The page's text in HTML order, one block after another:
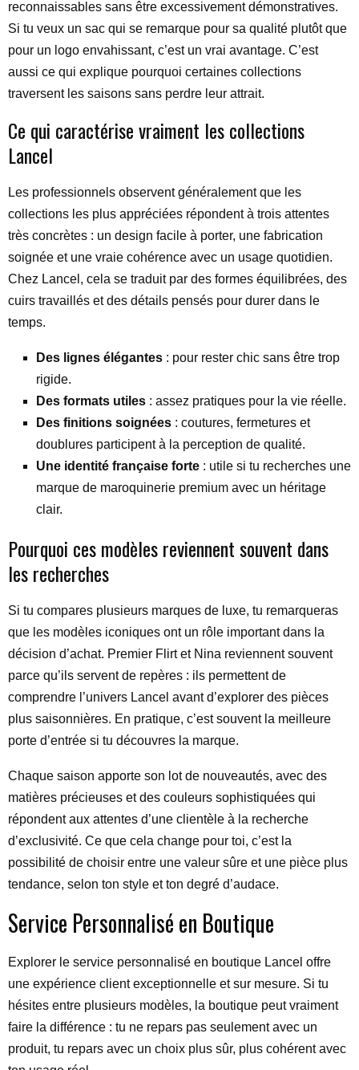
reconnaissables sans être excessivement démonstratives.
Si tu veux un sac qui se remarque pour sa qualité plutôt que
pour un logo envahissant, c’est un vrai avantage. C’est
aussi ce qui explique pourquoi certaines collections
traversent les saisons sans perdre leur attrait.
Ce qui caractérise vraiment les collections
Lancel
Les professionnels observent généralement que les
collections les plus appréciées répondent à trois attentes
très concrètes : un design facile à porter, une fabrication
soignée et une vraie cohérence avec un usage quotidien.
Chez Lancel, cela se traduit par des formes équilibrées, des
cuirs travaillés et des détails pensés pour durer dans le
temps.
Des lignes élégantes : pour rester chic sans être trop
rigide.
Des formats utiles : assez pratiques pour la vie réelle.
Des finitions soignées : coutures, fermetures et
doublures participent à la perception de qualité.
Une identité française forte : utile si tu recherches une
marque de maroquinerie premium avec un héritage
clair.
Pourquoi ces modèles reviennent souvent dans
les recherches
Si tu compares plusieurs marques de luxe, tu remarqueras
que les modèles iconiques ont un rôle important dans la
décision d’achat. Premier Flirt et Nina reviennent souvent
parce qu’ils servent de repères : ils permettent de
comprendre l’univers Lancel avant d’explorer des pièces
plus saisonnières. En pratique, c’est souvent la meilleure
porte d’entrée si tu découvres la marque.
Chaque saison apporte son lot de nouveautés, avec des
matières précieuses et des couleurs sophistiquées qui
répondent aux attentes d’une clientèle à la recherche
d’exclusivité. Ce que cela change pour toi, c’est la
possibilité de choisir entre une valeur sûre et une pièce plus
tendance, selon ton style et ton degré d’audace.
Service Personnalisé en Boutique
Explorer le service personnalisé en boutique Lancel offre
une expérience client exceptionnelle et sur mesure. Si tu
hésites entre plusieurs modèles, la boutique peut vraiment
faire la différence : tu ne repars pas seulement avec un
produit, tu repars avec un choix plus sûr, plus cohérent avec